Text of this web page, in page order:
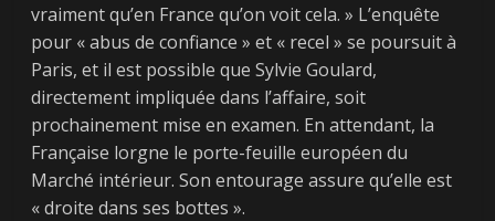
vraiment qu’en France qu’on voit cela. » L’enquête
pour « abus de confiance » et « recel » se poursuit à
Paris, et il est possible que Sylvie Goulard,
directement impliquée dans l’affaire, soit
prochainement mise en examen. En attendant, la
Française lorgne le porte-feuille européen du
Marché intérieur. Son entourage assure qu’elle est
« droite dans ses bottes ».
[Vidéo] Dépenses
de Macron pour
2017 : Remises